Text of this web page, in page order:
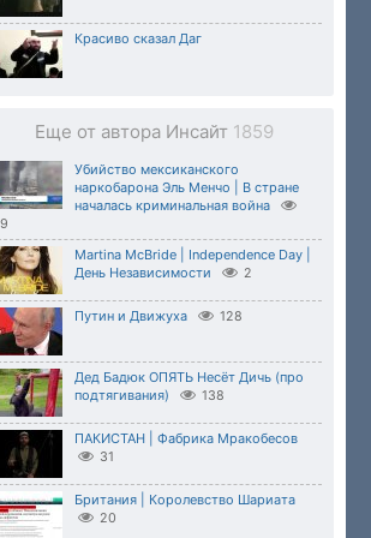
Красиво сказал Даг
Еще от автора Инсайт 1859
Убийство мексиканского
наркобарона Эль Менчо | В стране
началась криминальная война
Martina McBride | Independence Day |
День Независимости
2
Путин и Движуха 128
Дед Бадюк ОПЯТЬ Несёт Дичь (про
подтягивания)
138
ПАКИСТАН | Фабрика Мракобесов
31
Британия | Королевство Шариата
20